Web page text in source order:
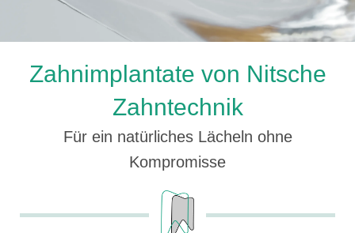
Zahnimplantate von Nitsche
Zahntechnik
Für ein natürliches Lächeln ohne
Kompromisse